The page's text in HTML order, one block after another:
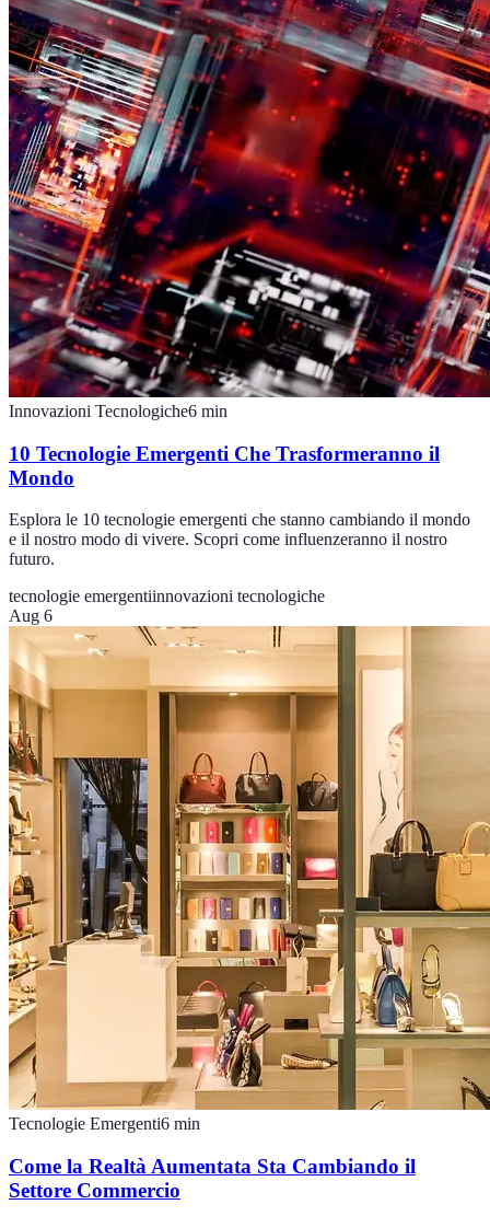
Innovazioni Tecnologiche6 min
10 Tecnologie Emergenti Che Trasformeranno il
Mondo
Esplora le 10 tecnologie emergenti che stanno cambiando il mondo
e il nostro modo di vivere. Scopri come influenzeranno il nostro
futuro.
tecnologie emergentiinnovazioni tecnologiche
Aug 6
Tecnologie Emergenti6 min
Come la Realtà Aumentata Sta Cambiando il
Settore Commercio